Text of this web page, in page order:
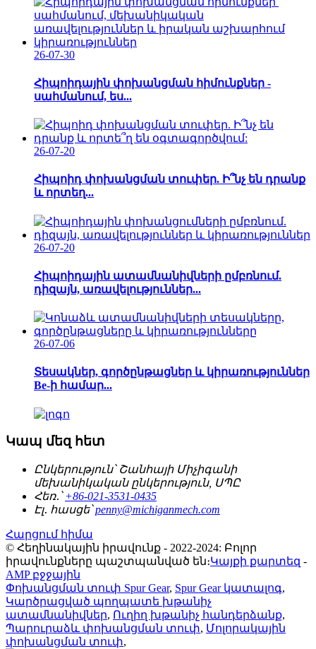
26-07-30
Հիպոիդային փոխանցման հիմունքներ -
սահմանում, ես...
26-07-20
Հիպոիդ փոխանցման տուփեր. Ի՞նչ են դրանք
և որտեղ...
26-07-20
Հիպոիդային ատամնանիվների ըմբռնում.
դիզայն, առավելություններ...
26-07-06
Տեսակներ, գործընթացներ և կիրառություններ
Be-ի համար...
Կապ մեզ հետ
Ընկերություն՝ Շանհայի Միչիգանի
մեխանիկական ընկերություն, ՍՊԸ
Հեռ․՝ +86-021-3531-0435
Էլ․ հասցե՝ penny@michiganmech.com
Հարցում հիմա
© Հեղինակային իրավունք - 2022-2024: Բոլոր
իրավունքները պաշտպանված են։Կայքի քարտեզ -
AMP բջջային
Փոխանցման տուփ Spur Gear, Spur Gear կատալոգ,
Կարծրացված պողպատե խթանիչ
ատամնանիվներ, Ուղիղ խթանիչ հանդերձանք,
Պարուրաձև փոխանցման տուփ, Մոլորակային
փոխանցման տուփ,